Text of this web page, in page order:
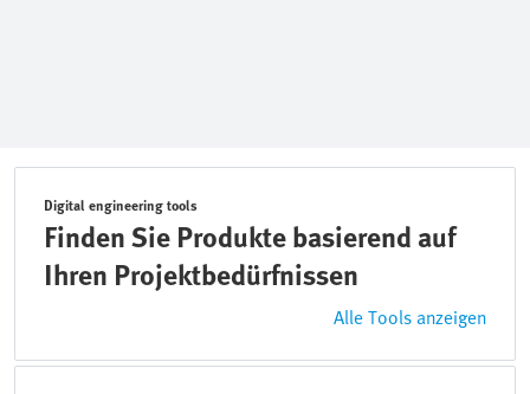
Digital engineering tools
Finden Sie Produkte basierend auf
Ihren Projektbedürfnissen
Alle Tools anzeigen